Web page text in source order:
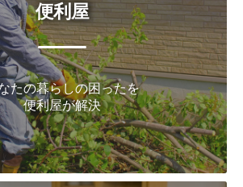
便利屋
たの暮らしの困ったを
便利屋が解決